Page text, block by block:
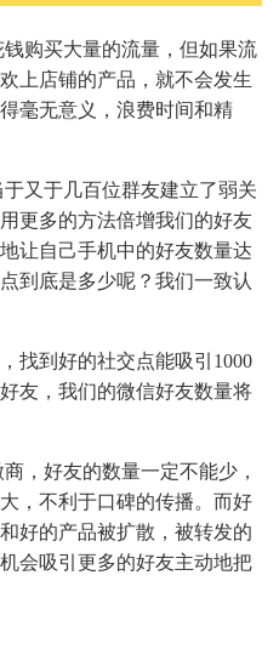
买大量的流量，但如果流
上店铺的产品，就不会发生
毫无意义，浪费时间和精
于几百位群友建立了弱关
更多的方法倍增我们的好友
让自己手机中的好友数量达
到底是多少呢？我们一致认
到好的社交点能吸引1000
友，我们的微信好友数量将
好友的数量一定不能少，
，不利于口碑的传播。而好
好的产品被扩散，被转发的
会吸引更多的好友主动地把